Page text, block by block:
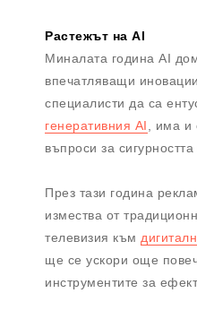
Растежът на AI
Миналата година AI
впечатляващи
специалисти да са
генеративния AI, има и
въпроси за
През тази година
измества от
телевизия към
ще се ускори още
инструментите за